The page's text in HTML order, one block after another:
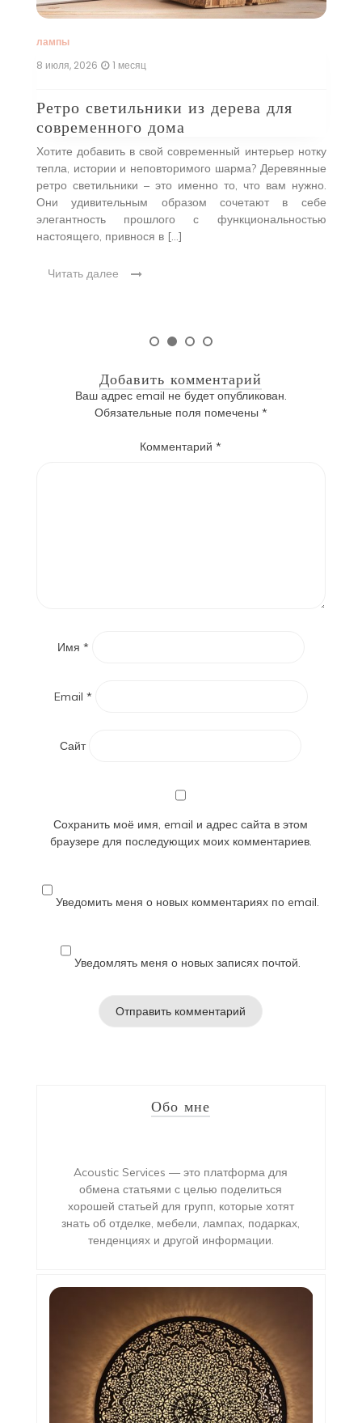
лампы
8 июля, 2026 1 месяц
Ретро светильники из дерева для
современного дома
Хотите добавить в свой современный интерьер нотку
тепла, истории и неповторимого шарма? Деревянные
ретро светильники – это именно то, что вам нужно.
Они удивительным образом сочетают в себе
элегантность прошлого с функциональностью
настоящего, привнося в […]
Читать далее
Добавить комментарий
Ваш адрес email не будет опубликован.
Обязательные поля помечены *
Комментарий*
Имя *
Email *
Сайт
Сохранить моё имя, email и адрес сайта в этом
браузере для последующих моих комментариев.
Уведомить меня о новых комментариях по email.
Уведомлять меня о новых записях почтой.
Обо мне
Acoustic Services — это платформа для
обмена статьями с целью поделиться
хорошей статьей для групп, которые хотят
знать об отделке, мебели, лампах, подарках,
тенденциях и другой информации.